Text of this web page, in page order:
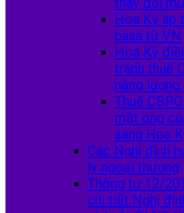
Hoa Kỳ áp
basa từ VN
Hoa Kỳ
tránh thuế
năng
Thuế
mật ong
sang Hoa
Các Nghị định
lý ngoại thương
Thông tư 12/
chi tiết Nghị